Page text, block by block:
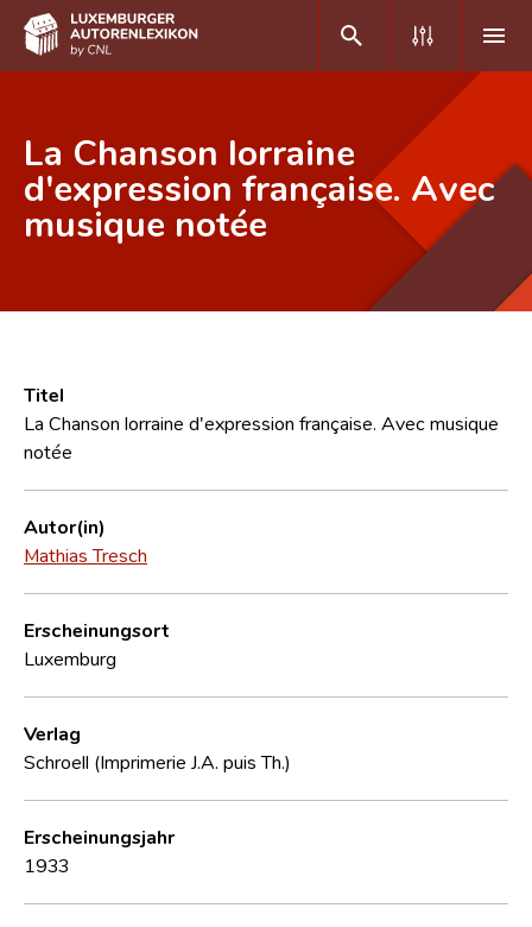
DE FR
Home
Erweiterte Suche
CNL
Forschungsgruppe
La Chanson lorraine
d'expression française. Avec
musique notée
Titel
La Chanson lorraine d'expression française. Avec musique
notée
Autor(in)
Mathias Tresch
Erscheinungsort
Luxemburg
Verlag
Schroell (Imprimerie J.A. puis Th.)
Erscheinungsjahr
1933